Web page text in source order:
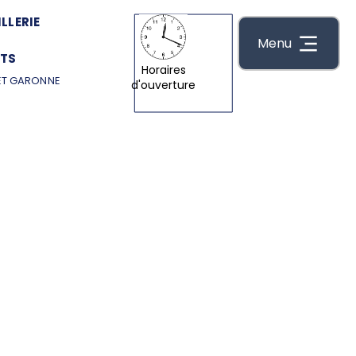
Menu
GARONNE
Horaires
d'ouverture